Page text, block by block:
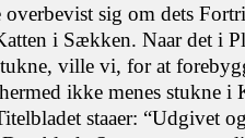
sig om dets
i Sækken. Naar det i
ville vi, for at
ikke menes stukne i
staaer: “Udgivet